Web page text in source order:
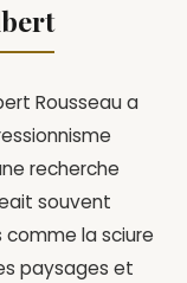
Rousseau a
recherche
souvent
comme la sciure
paysages et